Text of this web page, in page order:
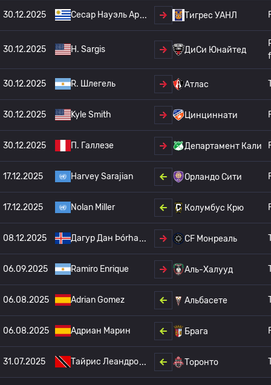
30.12.2025 Сесар Науэль Ар Тигрес УАНЛ
30.12.2025 H. Sargis ДиСи Юнайтед
30.12.2025 R. Шлегель Атлас
30.12.2025 Kyle Smith Цинциннати
30.12.2025 П. Галлезе Департамент Кали
17.12.2025 Harvey Sarajian Орландо Сити
17.12.2025 Nolan Miller Колумбус Крю
08.12.2025 Дагур Дан Þórha CF Монреаль
06.09.2025 Ramiro Enrique Аль-Халууд
06.08.2025 Adrian Gomez Альбасете
06.08.2025 Адриан Марин Брага
31.07.2025 Тайрис Леандро Торонто